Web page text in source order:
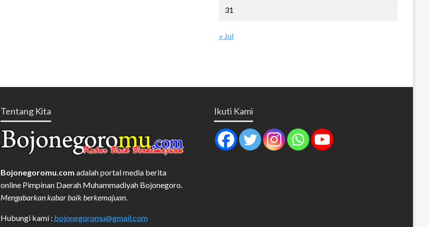
31
« Jul
Tentang Kita
Bojonegoromu.com adalah portal media berita
online Pimpinan Daerah Muhammadiyah Bojonegoro.
Mengabarkan kabar baik berkemajuan.
Hubungi kami : bojonegoromu@gmail.com
Ikuti Kami